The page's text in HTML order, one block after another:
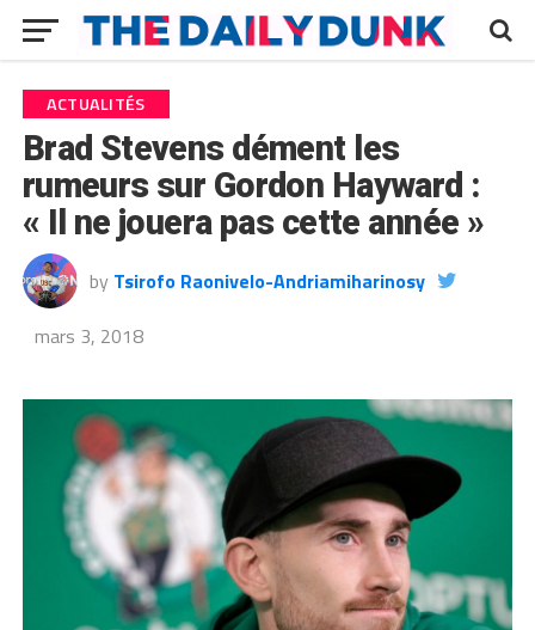
ACTUALITÉS
Brad Stevens dément les
rumeurs sur Gordon Hayward :
« Il ne jouera pas cette année »
by Tsirofo Raonivelo-Andriamiharinosy
mars 3, 2018